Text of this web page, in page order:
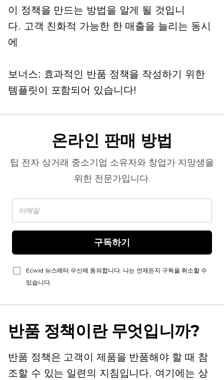
이 정책을 만드는 방법을 알게 될 것입니
다. 고객 친화적 가능한 한 매출을 늘리는 동시
에
보너스: 효과적인 반품 정책을 작성하기 위한
템플릿이 포함되어 있습니다!
온라인 판매 방법
팁 전자 상거래 중소기업 소유자와 창업가 지망생을
위한 전문가입니다.
구독하기
Ecwid 뉴스레터 수신에 동의합니다. 나는 언제든지 구독을 취소할 수
있습니다.
반품 정책이란 무엇입니까?
반품 정책은 고객이 제품을 반품해야 할 때 참
조할 수 있는 일련의 지침입니다. 여기에는 상